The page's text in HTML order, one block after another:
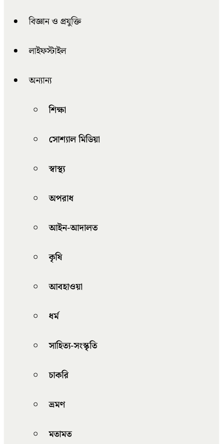
বিজ্ঞান ও প্রযুক্তি
লাইফস্টাইল
অন্যান্য
শিক্ষা
সোশ্যাল মিডিয়া
স্বাস্থ্য
অপরাধ
আইন-আদালত
কৃষি
আবহাওয়া
ধর্ম
সাহিত্য-সংস্কৃতি
চাকরি
ভ্রমণ
মতামত